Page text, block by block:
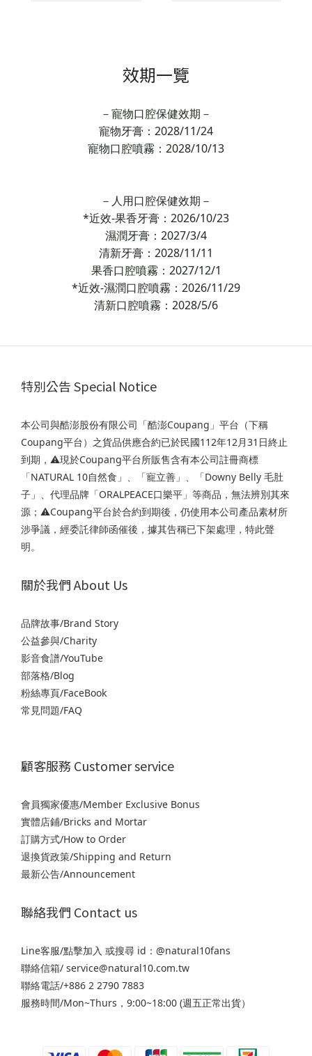
效期一覽
－寵物口腔保健效期－
寵物牙膏：2028/11/24
寵物口腔噴霧：2028/10/13
－人用口腔保健效期－
*近效-果香牙膏：2026/10/23
濕潤牙膏：2027/3/4
清新牙膏：2028/11/11
果香口腔噴霧：2027/12/1
*近效-濕潤口腔噴霧：2026/11/29
清新口腔噴霧：2028/5/6
特別公告 Special Notice
本公司與酷澎股份有限公司「酷澎Coupang」平台（下稱
Coupang平台）之貨品供應合約已於民國112年12月31日終止
到期，⚠️現於Coupang平台所販售含有本公司註冊商標
「NATURAL 10自然食」、「寵立善」、「Downy Belly 毛肚
子」、代理品牌「ORALPEACE口樂平」等商品，無法辨別其來
源；⚠️Coupang平台於合約到期後，仍使用本公司產品素材所
涉爭議，經委託律師函催後，據其告稱已下架處理，特此聲
明。
關於我們 About Us
品牌故事/Brand Story
公益參與/Charity
影音食譜/YouTube
部落格/Blog
粉絲專頁/FaceBook
常見問題/FAQ
顧客服務 Customer service
會員獨家優惠/Member Exclusive Bonus
實體店鋪/Bricks and Mortar
訂購方式/How to Order
退換貨政策/Shipping and Return
最新公告/Announcement
聯絡我們 Contact us
Line客服/點擊加入 或搜尋 id：@natural10fans
聯絡信箱/ service@natural10.com.tw
聯絡電話/+886 2 2790 7883
服務時間/Mon~Thurs，9:00~18:00 (週五正常出貨）